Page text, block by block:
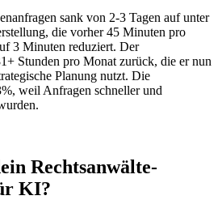
sank von 2-3 Tagen auf unter
die vorher 45 Minuten pro
3 Minuten reduziert. Der
Stunden pro Monat zurück, die er nun
Planung nutzt. Die
weil Anfragen schneller und
Rechtsanwälte-
KI?